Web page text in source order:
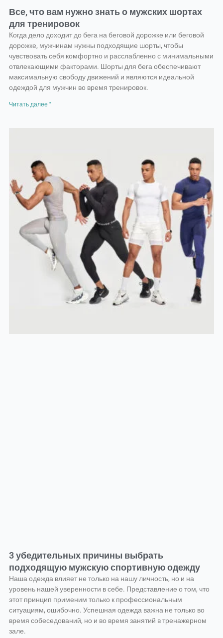
Все, что вам нужно знать о мужских шортах
для тренировок
Когда дело доходит до бега на беговой дорожке или беговой
дорожке, мужчинам нужны подходящие шорты, чтобы
чувствовать себя комфортно и расслабленно с минимальными
отвлекающими факторами. Шорты для бега обеспечивают
максимальную свободу движений и являются идеальной
одеждой для мужчин во время тренировок.
Читать далее "
3 убедительных причины выбрать
подходящую мужскую спортивную одежду
Наша одежда влияет не только на нашу личность, но и на
уровень нашей уверенности в себе. Представление о том, что
этот принцип применим только к профессиональным
ситуациям, ошибочно. Успешная одежда важна не только во
время собеседований, но и во время занятий в тренажерном
зале.